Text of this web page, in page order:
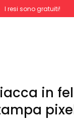
I resi sono gratuiti!
in